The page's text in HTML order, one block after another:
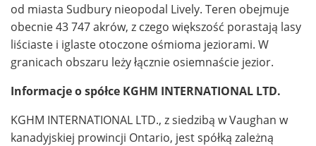
od miasta Sudbury nieopodal Lively. Teren obejmuje
obecnie 43 747 akrów, z czego większość porastają lasy
liściaste i iglaste otoczone ośmioma jeziorami. W
granicach obszaru leży łącznie osiemnaście jezior.
Informacje o spółce KGHM INTERNATIONAL LTD.
KGHM INTERNATIONAL LTD., z siedzibą w Vaughan w
kanadyjskiej prowincji Ontario, jest spółką zależną